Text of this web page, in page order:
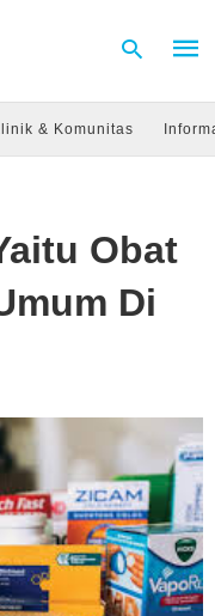
and
& Komunitas
Obat
Di